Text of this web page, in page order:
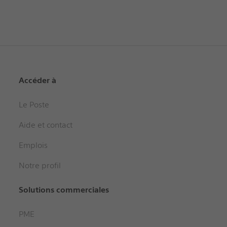
Accéder à
Le Poste
Aide et contact
Emplois
Notre profil
Solutions commerciales
PME